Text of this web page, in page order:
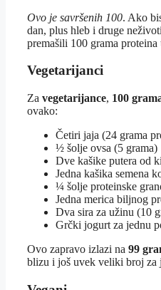
Ovo je savršenih 100. Ako
dan, plus hleb i druge
premašili 100 grama proteina
Vegetarijanci
Za vegetarijance, 100
ovako:
Četiri jaja (24 grama
½ šolje ovsa (5 grama)
Dve kašike putera od
Jedna kašika semena
¼ šolje proteinske
Jedna merica biljnog
Dva sira za užinu (10
Grčki jogurt za jednu
Ovo zapravo izlazi na 99
blizu i još uvek veliki broj za